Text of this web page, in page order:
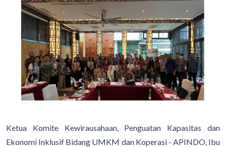
Ketua Komite Kewirausahaan, Penguatan Kapasitas dan
Ekonomi Inklusif Bidang UMKM dan Koperasi - APINDO, Ibu